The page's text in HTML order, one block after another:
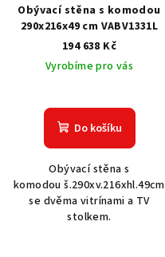
Obývací stěna s komodou
290x216x49 cm VABV1331L
194 638 Kč
Vyrobíme pro vás
Do košíku
Obývací stěna s
komodou š.290xv.216xhl.49cm
se dvěma vitrínami a TV
stolkem.